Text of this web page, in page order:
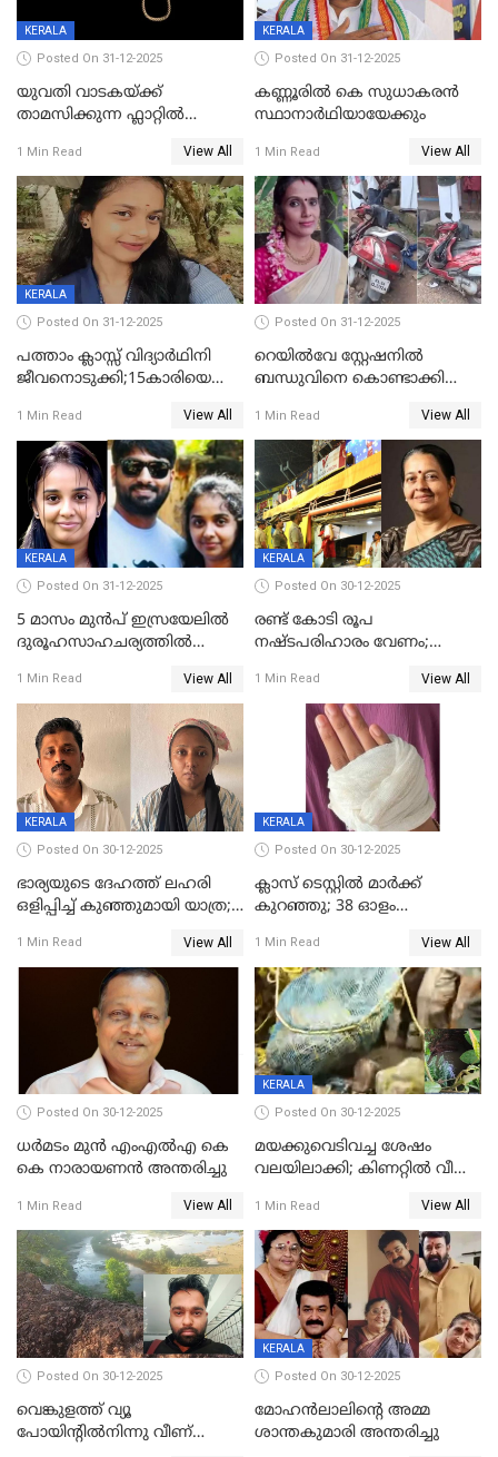
KERALA
Posted On 31-12-2025
യുവതി വാടകയ്ക്ക്
താമസിക്കുന്ന ഫ്ലാറ്റില്‍
സംഭവം കൈതപ്പൊയിലില്‍
1 Min Read View All
KERALA
Posted On 31-12-2025
കണ്ണൂരിൽ കെ സുധാകരൻ
സ്ഥാനാർഥിയായേക്കും
1 Min Read View All
KERALA
Posted On 31-12-2025
പത്താം ക്ലാസ്സ് വിദ്യാര്‍ഥിനി
ജീവനൊടുക്കി;15കാരിയെ
കിടപ്പുമുറിയില്‍ തൂങ്ങി മരിച്ച
നിലയിൽ
1 Min Read View All
Posted On 31-12-2025
റെയിൽവേ സ്റ്റേഷനിൽ
ബന്ധുവിനെ കൊണ്ടാക്കി
ലോറി സ്കൂട്ടറിൽ ഇടിച്ചു :
യുവതിക്ക് ദാരുണാന്ത്യം
1 Min Read View All
KERALA
Posted On 31-12-2025
5 മാസം മുൻപ് ഇസ്രയേലിൽ
ദുരൂഹസാഹചര്യത്തിൽ
മലയാളി യുവാവിന്റെ ഭാര്യയും
മരിച്ചു
1 Min Read View All
KERALA
Posted On 30-12-2025
രണ്ട് കോടി രൂപ
നഷ്ടപരിഹാരം വേണം;
നോട്ടീസയച്ച് ഉമാ തോമസ്
1 Min Read View All
KERALA
Posted On 30-12-2025
ഭാര്യയുടെ ദേഹത്ത് ലഹരി
ഒളിപ്പിച്ച് കുഞ്ഞുമായി യാത്ര;
പിടികൂടി പൊലീസ്
1 Min Read View All
KERALA
Posted On 30-12-2025
ക്ലാസ് ടെസ്റ്റിൽ മാർക്ക്
കുറഞ്ഞു; 38 ഓളം
സെന്ററിലെ അധ്യാപകന്‍
മർദിച്ചതായി പരാതി
1 Min Read View All
Posted On 30-12-2025
ധർമടം മുൻ എംഎല്‍എ കെ
കെ നാരായണന്‍ അന്തരിച്ചു
1 Min Read View All
KERALA
Posted On 30-12-2025
മയക്കുവെടിവച്ച ശേഷം
വലയിലാക്കി; കിണറ്റിൽ വീണ
1 Min Read View All
Posted On 30-12-2025
വെങ്കുളത്ത് വ്യൂ
പോയിന്റിൽനിന്നു വീണ്
KERALA
Posted On 30-12-2025
മോഹന്‍ലാലിന്‍റെ അമ്മ
ശാന്തകുമാരി അന്തരിച്ചു